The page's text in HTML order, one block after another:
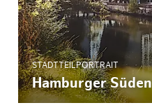
STADTTEILPORTRAIT
Hamburger Süden